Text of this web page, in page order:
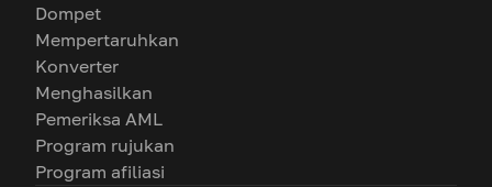
Dompet
Mempertaruhkan
Konverter
Menghasilkan
Pemeriksa AML
Program rujukan
Program afiliasi